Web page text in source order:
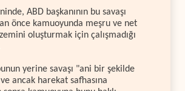
ABD başkanının bu savaşı
önce kamuoyunda meşru ve net
oluşturmak için çalışmadığı
yerine savaşı "ani bir şekilde
ve ancak harekat safhasına